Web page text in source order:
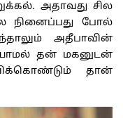
அதாவது சில
நினைப்பது போல்
அதீபாவின்
தன் மகனுடன்
தான்